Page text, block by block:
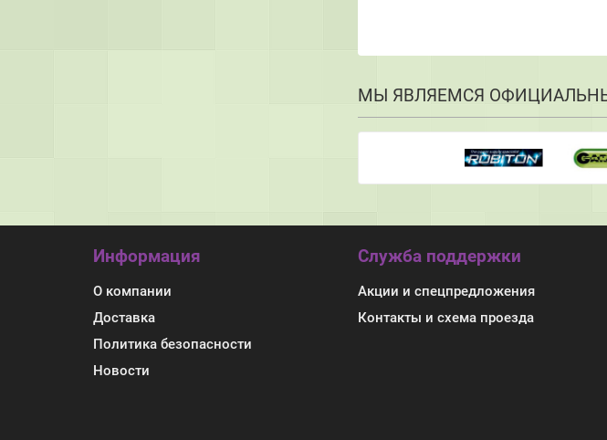
МЫ ЯВЛЯЕМСЯ
Информация
О компании
Доставка
Политика безопасности
Новости
Служба поддержки
Акции и спецпредложения
Контакты и схема проезда